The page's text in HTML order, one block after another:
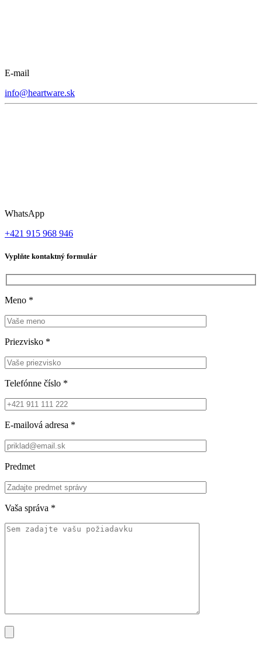
E-mail
info@heartware.sk
WhatsApp
+421 915 968 946
Vyplňte kontaktný formulár
Meno *
Priezvisko *
Telefónne číslo *
E-mailová adresa *
Predmet
Vaša správa *